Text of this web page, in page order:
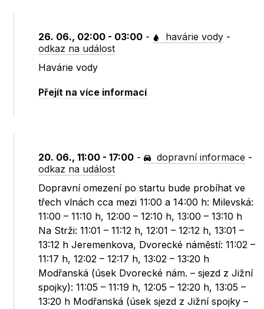
26. 06., 02:00 - 03:00 - havárie vody -
odkaz na událost
Havárie vody
Přejít na více informací
20. 06., 11:00 - 17:00 - dopravní informace -
odkaz na událost
Dopravní omezení po startu bude probíhat ve
třech vlnách cca mezi 11:00 a 14:00 h: Milevská:
11:00 – 11:10 h, 12:00 – 12:10 h, 13:00 – 13:10 h
Na Strži: 11:01 – 11:12 h, 12:01 – 12:12 h, 13:01 –
13:12 h Jeremenkova, Dvorecké náměstí: 11:02 –
11:17 h, 12:02 – 12:17 h, 13:02 – 13:20 h
Modřanská (úsek Dvorecké nám. – sjezd z Jižní
spojky): 11:05 – 11:19 h, 12:05 – 12:20 h, 13:05 –
13:20 h Modřanská (úsek sjezd z Jižní spojky –